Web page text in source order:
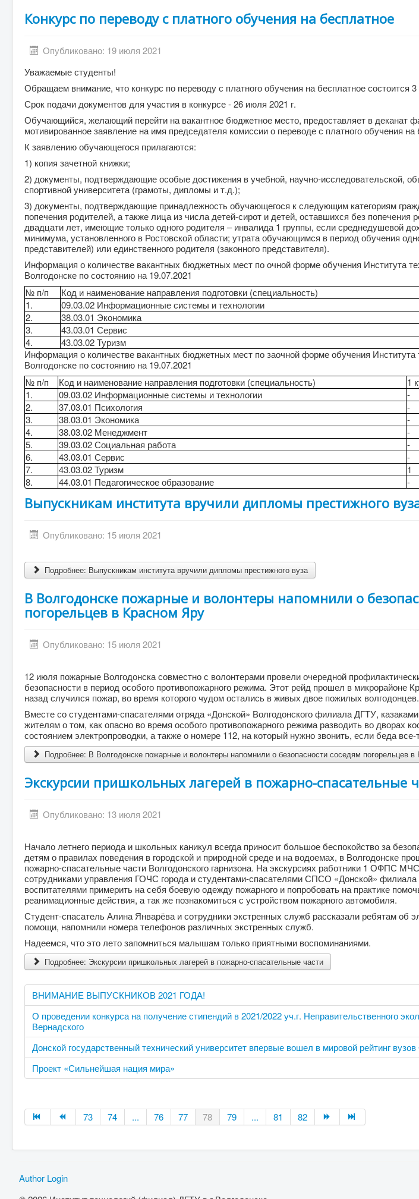
Конкурс по переводу с платного обучения на бесплатное
Опубликовано: 19 июля 2021
Уважаемые студенты!
Обращаем внимание, что конкурс по переводу с платного обучения на бесплатное состоится 3
Срок подачи документов для участия в конкурсе - 26 июля 2021 г.
Обучающийся, желающий перейти на вакантное бюджетное место, предоставляет в деканат
мотивированное заявление на имя председателя комиссии о переводе с платного обучения на
К заявлению обучающегося прилагаются:
1) копия зачетной книжки;
2) документы, подтверждающие особые достижения в учебной, научно-исследовательской,
спортивной университета (грамоты, дипломы и т.д.);
3) документы, подтверждающие принадлежность обучающегося к следующим категориям
попечения родителей, а также лица из числа детей-сирот и детей, оставшихся без попечения
двадцати лет, имеющие только одного родителя – инвалида 1 группы, если среднедушевой
минимума, установленного в Ростовской области; утрата обучающимся в период обучения
представителей) или единственного родителя (законного представителя).
Информация о количестве вакантных бюджетных мест по очной форме обучения Института
Волгодонске по состоянию на 19.07.2021
№ п/п
Код и наименование направления подготовки (специальность)
1.
09.03.02 Информационные системы и технологии
2.
38.03.01 Экономика
3.
43.03.01 Сервис
4.
43.03.02 Туризм
Информация о количестве вакантных бюджетных мест по заочной форме обучения Института
Волгодонске по состоянию на 19.07.2021
№ п/п
Код и наименование направления подготовки (специальность) 1
1.
09.03.02 Информационные системы и технологии -
2.
37.03.01 Психология -
3.
38.03.01 Экономика -
4.
38.03.02 Менеджмент -
5.
39.03.02 Социальная работа -
6.
43.03.01 Сервис -
7.
43.03.02 Туризм 1
8.
44.03.01 Педагогическое образование -
Выпускникам института вручили дипломы престижного
Опубликовано: 15 июля 2021
Подробнее: Выпускникам института вручили дипломы престижного вуза
В Волгодонске пожарные и волонтеры напомнили о
погорельцев в Красном Яру
Опубликовано: 15 июля 2021
12 июля пожарные Волгодонска совместно с волонтерами провели очередной
безопасности в период особого противопожарного режима. Этот рейд прошел в микрорайоне
назад случился пожар, во время которого чудом остались в живых двое пожилых волгодонцев.
Вместе со студентами-спасателями отряда «Донской» Волгодонского филиала ДГТУ,
жителям о том, как опасно во время особого противопожарного режима разводить во дворах
состоянием электропроводки, а также о номере 112, на который нужно звонить, если беда все-
Подробнее: В Волгодонске пожарные и волонтеры напомнили о безопасности соседям погорельцев
Экскурсии пришкольных лагерей в пожарно-спасательные
Опубликовано: 13 июля 2021
Начало летнего периода и школьных каникул всегда приносит большое беспокойство за
детям о правилах поведения в городской и природной среде и на водоемах, в Волгодонске
пожарно-спасательные части Волгодонского гарнизона. На экскурсиях работники 1 ОФПС
сотрудниками управления ГОЧС города и студентами-спасателями СПСО «Донской»
воспитателями примерить на себя боевую одежду пожарного и попробовать на практике
реанимационные действия, а так же познакомиться с устройством пожарного автомобиля.
Студент-спасатель Алина Январёва и сотрудники экстренных служб рассказали ребятам об
помощи, напомнили номера телефонов различных экстренных служб.
Надеемся, что это лето запомниться малышам только приятными воспоминаниями.
Подробнее: Экскурсии пришкольных лагерей в пожарно-спасательные части
ВНИМАНИЕ ВЫПУСКНИКОВ 2021 ГОДА!
О проведении конкурса на получение стипендий в 2021/2022 уч.г. Неправительственного
Вернадского
Донской государственный технический университет впервые вошел в мировой рейтинг
Проект «Сильнейшая нация мира»
73 74 ... 76 77 78 79 ... 81 82
Author Login